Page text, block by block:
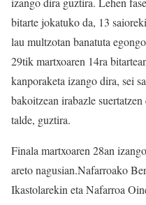
bitarte jokatuko da, 13
lau multzotan banatuta
29tik martxoaren 14ra
kanporaketa izango dira, sei
bakoitzean irabazle
talde, guztira.
Finala martxoaren 28an
areto nagusian.Nafarroako
Ikastolarekin eta Nafarroa